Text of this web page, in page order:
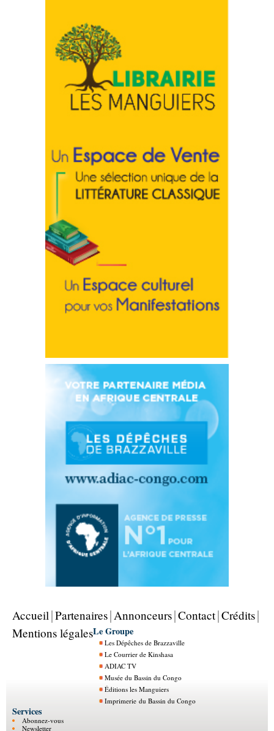
Accueil Partenaires Annonceurs Contact Crédits
Mentions légalesLe Groupe
Les Dépêches de Brazzaville
Le Courrier de Kinshasa
ADIAC TV
Musée du Bassin du Congo
Éditions les Manguiers
Imprimerie du Bassin du Congo
Services
Abonnez-vous
Newsletter